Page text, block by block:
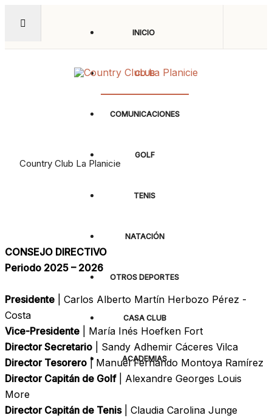
INICIO
CLUB
COMUNICACIONES
GOLF
TENIS
NATACIÓN
OTROS DEPORTES
CASA CLUB
ACADEMIAS
Consejo Directivo
Country Club La Planicie
CONSEJO DIRECTIVO
Periodo 2025 – 2026
Presidente | Carlos Alberto Martín Herbozo Pérez -
Costa
Vice-Presidente | María Inés Hoefken Fort
Director Secretario | Sandy Adhemir Cáceres Vilca
Director Tesorero | Manuel Fernando Montoya Ramírez
Director Capitán de Golf| Alexandre Georges Louis
More
Director Capitán de Tenis| Claudia Carolina Junge